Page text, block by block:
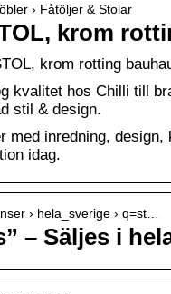
› Fåtöljer & Stolar
krom
krom rotting
kvalitet hos Chilli till
stil & design.
med inredning,
idag.
› hela_sverige › q=st…
– Säljes i